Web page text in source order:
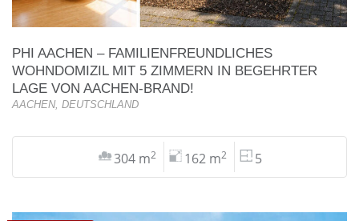
PHI AACHEN – FAMILIENFREUNDLICHES
WOHNDOMIZIL MIT 5 ZIMMERN IN BEGEHRTER
LAGE VON AACHEN-BRAND!
AACHEN, DEUTSCHLAND
304 m2 162 m2 5